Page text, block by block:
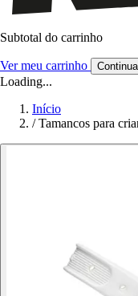
Subtotal do carrinho
Ver meu carrinho
Loading...
Início
/ Tamancos para